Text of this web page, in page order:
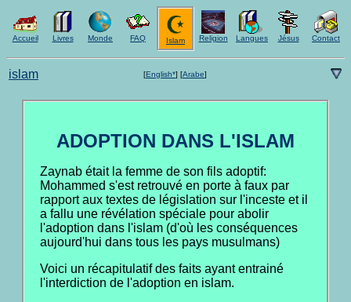
Accueil Livres Monde FAQ Islam Religion Langues Jésus Contact
islam [English*] [Arabe]
ADOPTION DANS L'ISLAM
Zaynab était la femme de son fils adoptif:
Mohammed s'est retrouvé en porte à faux par
rapport aux textes de législation sur l'inceste et il
a fallu une révélation spéciale pour abolir
l'adoption dans l'islam (d'où les conséquences
aujourd'hui dans tous les pays musulmans)
Voici un récapitulatif des faits ayant entrainé
l'interdiction de l'adoption en islam.